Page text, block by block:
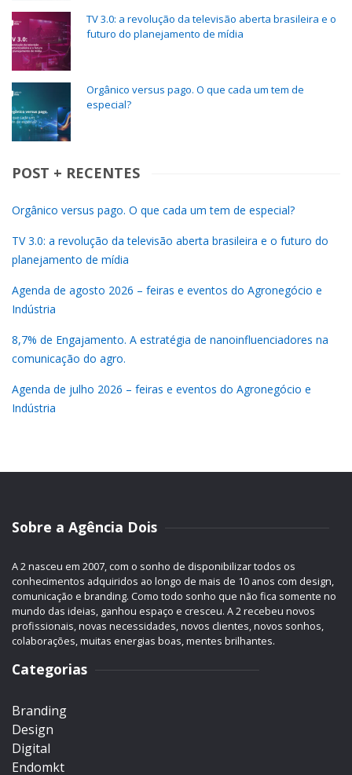
TV 3.0: a revolução da televisão aberta brasileira e o
futuro do planejamento de mídia
Orgânico versus pago. O que cada um tem de
especial?
POST + RECENTES
Orgânico versus pago. O que cada um tem de especial?
TV 3.0: a revolução da televisão aberta brasileira e o futuro do
planejamento de mídia
Agenda de agosto 2026 – feiras e eventos do Agronegócio e
Indústria
8,7% de Engajamento. A estratégia de nanoinfluenciadores na
comunicação do agro.
Agenda de julho 2026 – feiras e eventos do Agronegócio e
Indústria
Sobre a Agência Dois
A 2 nasceu em 2007, com o sonho de disponibilizar todos os
conhecimentos adquiridos ao longo de mais de 10 anos com design,
comunicação e branding. Como todo sonho que não fica somente no
mundo das ideias, ganhou espaço e cresceu. A 2 recebeu novos
profissionais, novas necessidades, novos clientes, novos sonhos,
colaborações, muitas energias boas, mentes brilhantes.
Categorias
Branding
Design
Digital
Endomkt